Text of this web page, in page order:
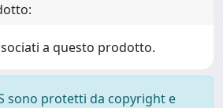
a questo prodotto.
sono protetti da copyright e